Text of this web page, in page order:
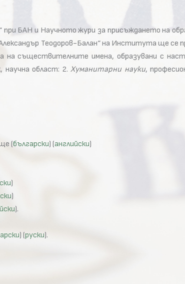
БАН и Научното жури за присъждането на
Теодоров-Балан“ на Института ще
съществителните имена, образувани с
научна област: 2.Хуманитарни науки,
(български) (английски)
)
)
).
) (руски).